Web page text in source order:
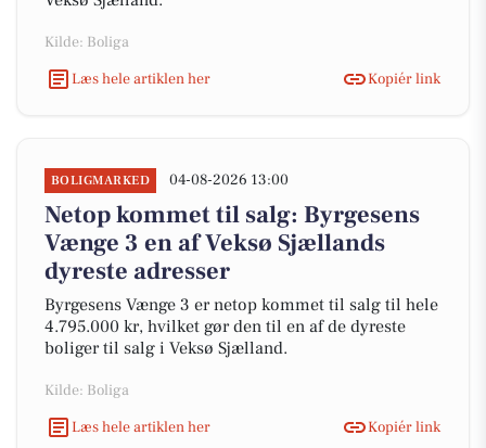
Kilde: Boliga
Læs hele artiklen her
Kopiér link
BOLIGMARKED 04-08-2026 13:00
Netop kommet til salg: Byrgesens
Vænge 3 en af Veksø Sjællands
dyreste adresser
Byrgesens Vænge 3 er netop kommet til salg til hele
4.795.000 kr, hvilket gør den til en af de dyreste
boliger til salg i Veksø Sjælland.
Kilde: Boliga
Læs hele artiklen her
Kopiér link